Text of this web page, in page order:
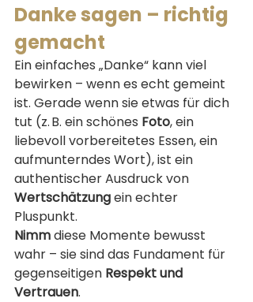
Danke sagen – richtig
gemacht
Ein einfaches „Danke“ kann viel
bewirken – wenn es echt gemeint
ist. Gerade wenn sie etwas für dich
tut (z. B. ein schönes Foto, ein
liebevoll vorbereitetes Essen, ein
aufmunterndes Wort), ist ein
authentischer Ausdruck von
Wertschätzung ein echter
Pluspunkt.
Nimm diese Momente bewusst
wahr – sie sind das Fundament für
gegenseitigen Respekt und
Vertrauen.